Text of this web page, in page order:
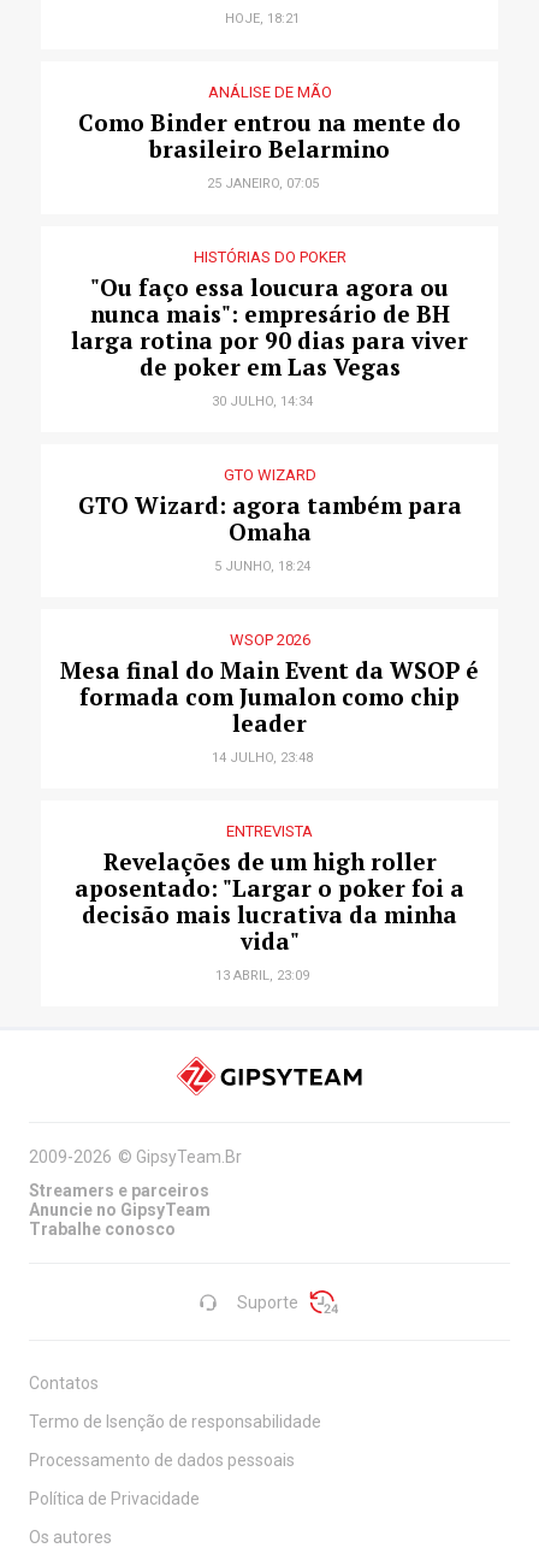
HOJE, 18:21
ANÁLISE DE MÃO
Como Binder entrou na mente do
brasileiro Belarmino
25 JANEIRO, 07:05
HISTÓRIAS DO POKER
"Ou faço essa loucura agora ou
nunca mais": empresário de BH
larga rotina por 90 dias para viver
de poker em Las Vegas
30 JULHO, 14:34
GTO WIZARD
GTO Wizard: agora também para
Omaha
5 JUNHO, 18:24
WSOP 2026
Mesa final do Main Event da WSOP é
formada com Jumalon como chip
leader
14 JULHO, 23:48
ENTREVISTA
Revelações de um high roller
aposentado: "Largar o poker foi a
decisão mais lucrativa da minha
vida"
13 ABRIL, 23:09
Suporte
2009-2026 © GipsyTeam.Br
Streamers e parceiros
Anuncie no GipsyTeam
Trabalhe conosco
Contatos
Termo de Isenção de responsabilidade
Processamento de dados pessoais
Política de Privacidade
Os autores